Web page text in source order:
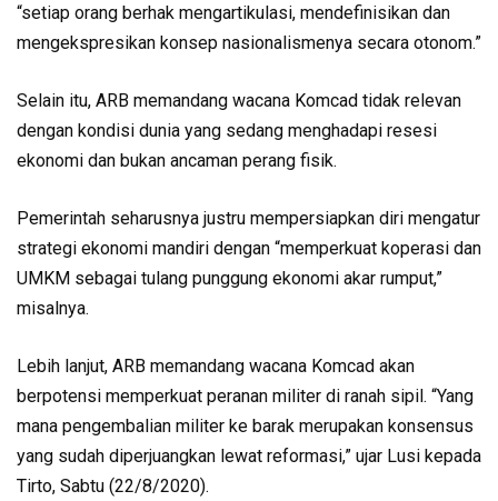
“setiap orang berhak mengartikulasi, mendefinisikan dan
mengekspresikan konsep nasionalismenya secara otonom.”
Selain itu, ARB memandang wacana Komcad tidak relevan
dengan kondisi dunia yang sedang menghadapi resesi
ekonomi dan bukan ancaman perang fisik.
Pemerintah seharusnya justru mempersiapkan diri mengatur
strategi ekonomi mandiri dengan “memperkuat koperasi dan
UMKM sebagai tulang punggung ekonomi akar rumput,”
misalnya.
Lebih lanjut, ARB memandang wacana Komcad akan
berpotensi memperkuat peranan militer di ranah sipil. “Yang
mana pengembalian militer ke barak merupakan konsensus
yang sudah diperjuangkan lewat reformasi,” ujar Lusi kepada
Tirto, Sabtu (22/8/2020).